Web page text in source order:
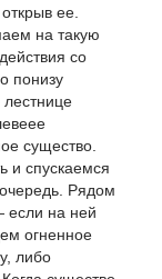
ее.
на такую
со
понизу
существо.
и спускаемся
Рядом
если на ней
огненное
либо